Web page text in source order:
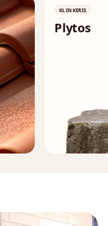
KLINKERIS
Plytos